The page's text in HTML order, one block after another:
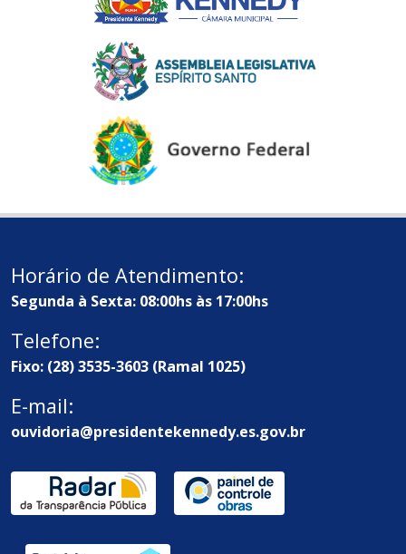
Horário de Atendimento:
Segunda à Sexta: 08:00hs às 17:00hs
Telefone:
Fixo: (28) 3535-3603 (Ramal 1025)
E-mail:
ouvidoria@presidentekennedy.es.gov.br